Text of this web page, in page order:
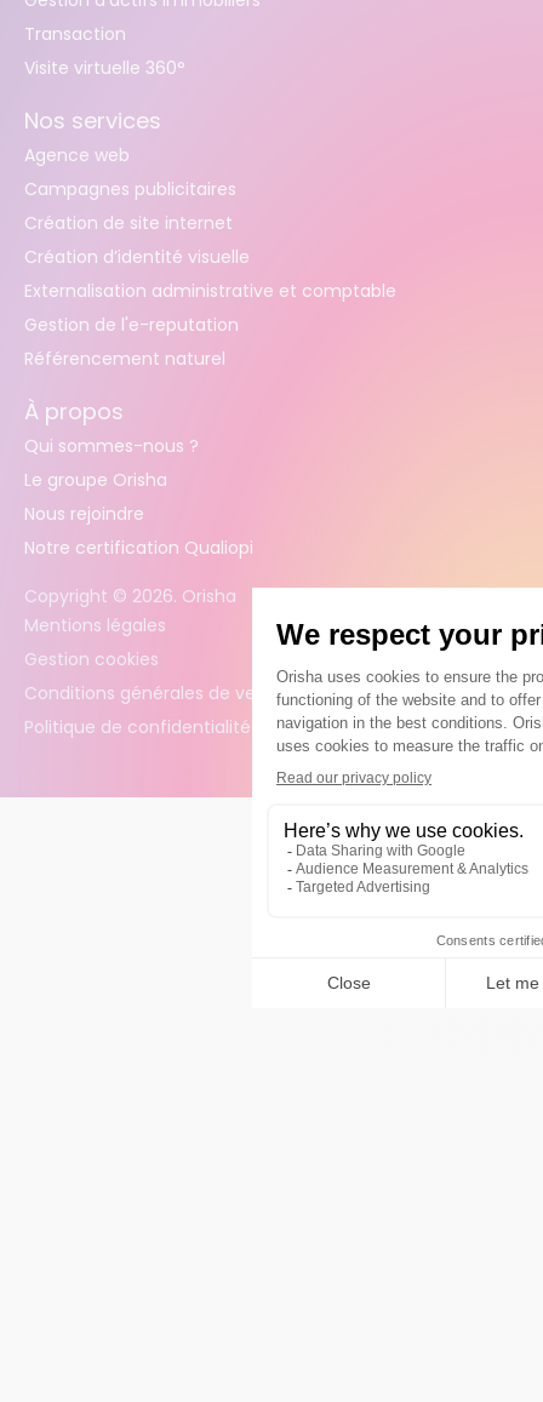
Transaction
Visite virtuelle 360°
Nos services
Agence web
Campagnes publicitaires
Création de site internet
Création d’identité visuelle
Externalisation administrative et comptable
Gestion de l'e-reputation
Référencement naturel
À propos
Qui sommes-nous ?
Le groupe Orisha
Nous rejoindre
Notre certification Qualiopi
Copyright © 2026. Orisha
Mentions légales
Gestion cookies
Conditions générales de vente
Politique de confidentialité des données